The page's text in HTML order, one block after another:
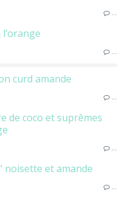
l’orange
curd amande
de coco et suprêmes
noisette et amande